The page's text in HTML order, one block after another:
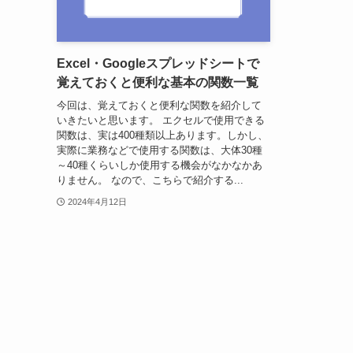
Excel・Googleスプレッドシートで
覚えておくと便利な基本の関数一覧
今回は、覚えておくと便利な関数を紹介して
いきたいと思います。 エクセルで使用できる
関数は、実は400種類以上あります。しかし、
実際に業務などで使用する関数は、大体30種
～40種くらいしか使用する機会がなかなかあ
りません。 なので、こちらで紹介する...
2024年4月12日